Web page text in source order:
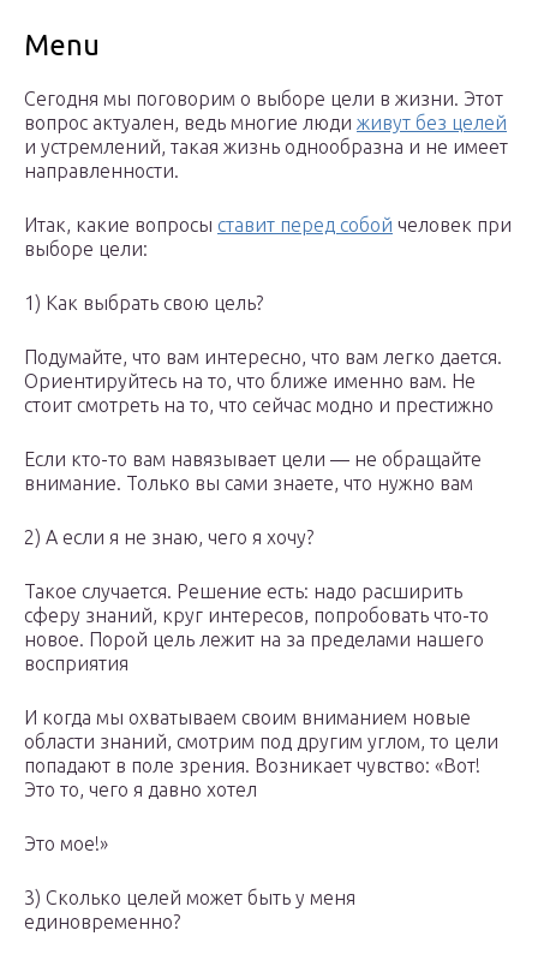
Menu
Сегодня мы поговорим о выборе цели в жизни. Этот
вопрос актуален, ведь многие люди живут без целей
и устремлений, такая жизнь однообразна и не имеет
направленности.
Итак, какие вопросы ставит перед собой человек при
выборе цели:
1) Как выбрать свою цель?
Подумайте, что вам интересно, что вам легко дается.
Ориентируйтесь на то, что ближе именно вам. Не
стоит смотреть на то, что сейчас модно и престижно
Если кто-то вам навязывает цели — не обращайте
внимание. Только вы сами знаете, что нужно вам
2) А если я не знаю, чего я хочу?
Такое случается. Решение есть: надо расширить
сферу знаний, круг интересов, попробовать что-то
новое. Порой цель лежит на за пределами нашего
восприятия
И когда мы охватываем своим вниманием новые
области знаний, смотрим под другим углом, то цели
попадают в поле зрения. Возникает чувство: «Вот!
Это то, чего я давно хотел
Это мое!»
3) Сколько целей может быть у меня
единовременно?